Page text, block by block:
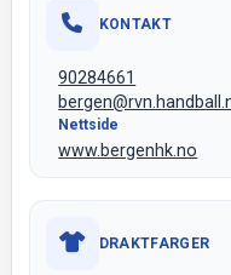
KONTAKT
90284661
Nettside
www.bergenhk.no
DRAKTFARGER